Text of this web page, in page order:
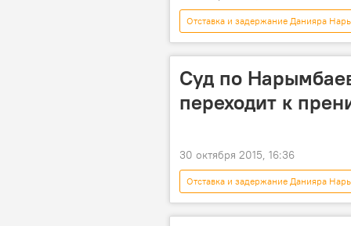
Отставка и задержание Данияра
Бишкек
Нариман Тюлеев
защита
адвокат
Суд по
переходит к
30 октября 2015, 16:36
Отставка и задержание Данияра
Нариман Тюлеев
Данияр